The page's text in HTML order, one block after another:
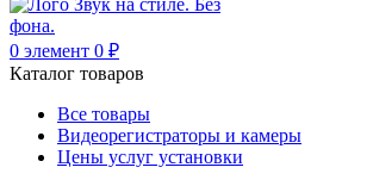
0 элемент 0 ₽
Каталог товаров
Все товары
Видеорегистраторы и камеры
Цены услуг установки